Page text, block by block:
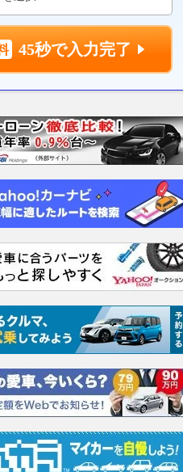
に続報！ ラ
AWCで本格
進化する？
目指せ1,000km「
オ」が航続距離チ
きの結果を記録 1
2026.08.08 AutoBild
45秒で入力完了